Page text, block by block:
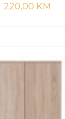
220,00 KM